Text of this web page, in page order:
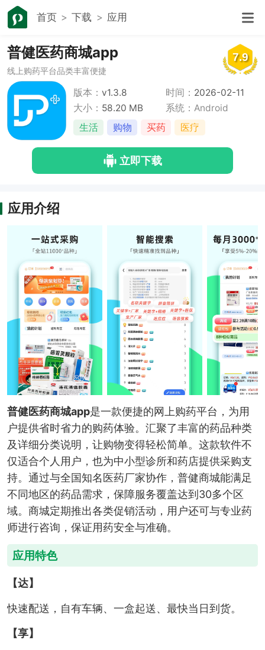
首页 下载 应用
7.9
普健医药商城app
线上购药平台品类丰富便捷
版本：v1.3.8 时间： 2026-02-11
大小： 58.20 MB
系统：Android
生活
购物 买药 医疗
立即下载
应用介绍
普健医药商城app是一款便捷的网上购药平台，为用
户提供省时省力的购药体验。汇聚了丰富的药品种类
及详细分类说明，让购物变得轻松简单。这款软件不
仅适合个人用户，也为中小型诊所和药店提供采购支
持。通过与全国知名医药厂家协作，普健商城能满足
不同地区的药品需求，保障服务覆盖达到30多个区
域。商城定期推出各类促销活动，用户还可与专业药
师进行咨询，保证用药安全与准确。
应用特色
【达】
快速配送，自有车辆、一盒起送、最快当日到货。
【享】